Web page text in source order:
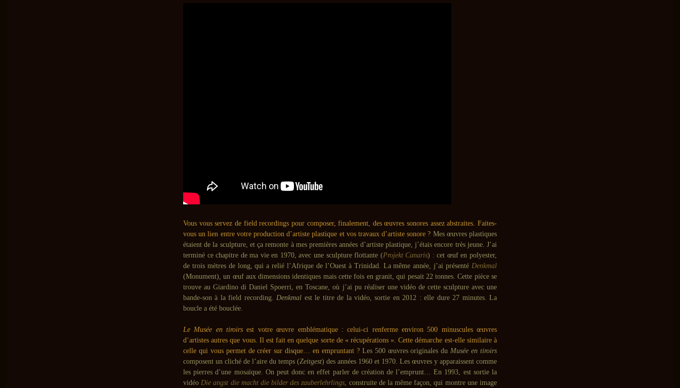
Vous vous servez de field recordings pour composer, finalement, des œuvres sonores assez abstraites. Faites-
vous un lien entre votre production d’artiste plastique et vos travaux d’artiste sonore ? Mes œuvres plastiques
étaient de la sculpture, et ça remonte à mes premières années d’artiste plastique, j’étais encore très jeune. J’ai
terminé ce chapitre de ma vie en 1970, avec une sculpture flottante (Projekt Canaris) : cet œuf en polyester,
de trois mètres de long, qui a relié l’Afrique de l’Ouest à Trinidad. La même année, j’ai présenté Denkmal
(Monument), un œuf aux dimensions identiques mais cette fois en granit, qui pesait 22 tonnes. Cette pièce se
trouve au Giardino di Daniel Spoerri, en Toscane, où j’ai pu réaliser une vidéo de cette sculpture avec une
bande-son à la field recording.Denkmal est le titre de la vidéo, sortie en 2012 : elle dure 27 minutes. La
boucle a été bouclée.
Le Musée en tiroirs est votre œuvre emblématique : celui-ci renferme environ 500 minuscules œuvres
d’artistes autres que vous. Il est fait en quelque sorte de « récupérations ». Cette démarche est-elle similaire à
celle qui vous permet de créer sur disque… en empruntant ? Les 500 œuvres originales duMusée en tiroirs
composent un cliché de l’aire du temps (Zeitgest) des années 1960 et 1970. Les œuvres y apparaissent comme
les pierres d’une mosaïque. On peut donc en effet parler de création de l’emprunt… En 1993, est sortie la
vidéoDie angst die macht die bilder des zauberlehrlings, construite de la même façon, qui montre une image